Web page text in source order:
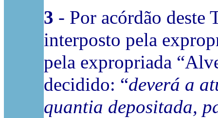
3 - Por acórdão deste
interposto pela
pela expropriada
decidido: “deverá a
quantia depositada,